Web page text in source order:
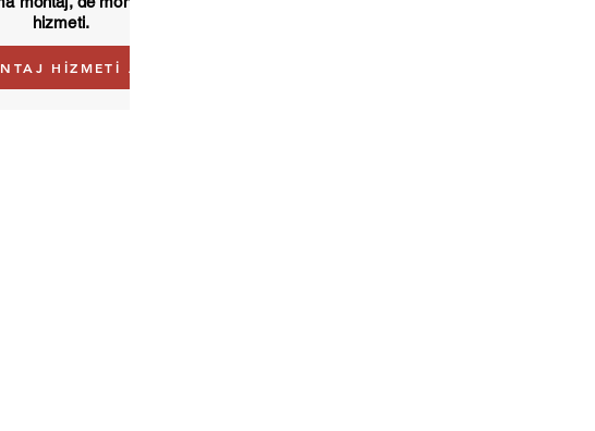
hizmeti.
HİZMETİ AL